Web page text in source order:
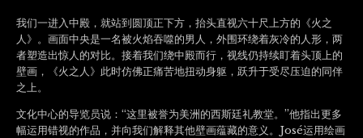
我们一进入中殿，就站到圆顶正下方，抬头直视六十尺上方的《火之
人》。画面中央是一名被火焰吞噬的男人，外围环绕着灰冷的人形，两
者塑造出惊人的对比。接着我们绕中殿而行，视线仍持续盯着头顶上的
壁画，《火之人》此时仿佛正痛苦地扭动身躯，跃升于受尽压迫的同伴
之上。
文化中心的导览员说：“这里被誉为美洲的西斯廷礼教堂。”他指出更多
幅运用错视的作品，并向我们解释其他壁画蕴藏的意义。José运用绘画